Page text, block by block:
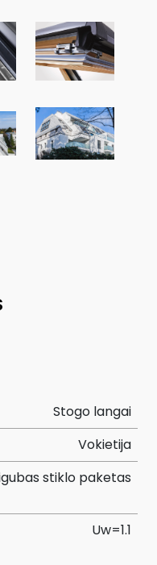
Stogo langai
Vokietija
stiklo paketas
Uw=1.1